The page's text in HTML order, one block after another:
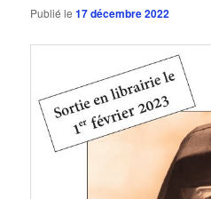
Publié le17 décembre 2022